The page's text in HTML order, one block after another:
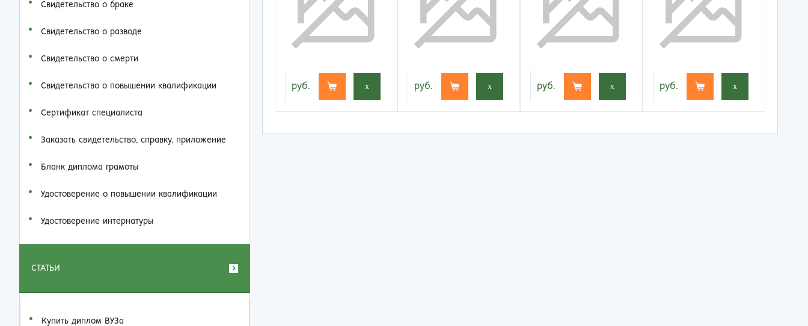
Свидетельство о браке
Свидетельство о разводе
Свидетельство о смерти
Свидетельство о повышении квалификации
Сертификат специалиста
Заказать cвидетельство, справку, приложение
Бланк диплома грамоты
Удостоверение о повышении квалификации
Удостоверение интернатуры
СТАТЬИ
Купить диплом ВУЗа
руб. x руб. x руб. x руб. x